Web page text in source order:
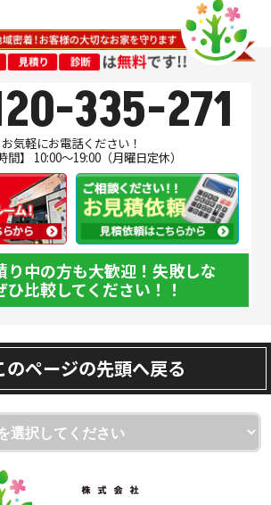
335-271
お気軽にお電話ください！
間】 10:00～19:00（月曜日定休）
り中の方も大歓迎！失敗しな
比較してください！！
のページの先頭へ戻る